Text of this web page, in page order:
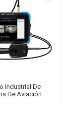
Industrial De
De Aviación